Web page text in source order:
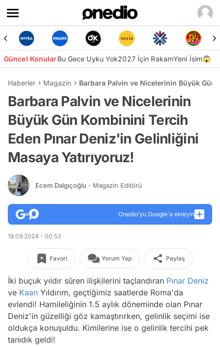
Güncel KonularBu Gece Uyku Yok2027 İçin RakamYeni İsim😱
Haberler Magazin Barbara Palvin ve Nicelerinin Büyük Gün
Barbara Palvin ve Nicelerinin
Büyük Gün Kombinini Tercih
Eden Pınar Deniz'in Gelinliğini
Masaya Yatırıyoruz!
Ecem Dalgıçoğlu - Magazin Editörü
Onedio’yu Google'a ekleyin
18.09.2024 - 00:53
Favori Yorum Yap Paylaş
İki buçuk yıldır süren ilişkilerini taçlandıran Pınar Deniz
ve Kaan Yıldırım, geçtiğimiz saatlerde Roma'da
evlendi! Hamileliğinin 1.5 aylık döneminde olan Pınar
Deniz'in güzelliği göz kamaştırırken, gelinlik seçimi ise
oldukça konuşuldu. Kimilerine ise o gelinlik tercihi pek
tanıdık geldi!